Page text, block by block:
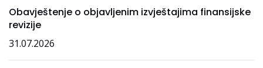
Obavještenje o objavljenim izvještajima finansijske
revizije
31.07.2026